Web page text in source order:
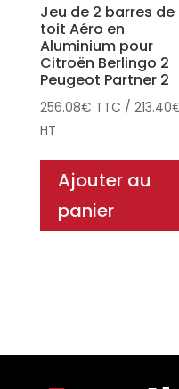
Jeu de 2 barres de
toit Aéro en
Aluminium pour
Citroën Berlingo 2
Peugeot Partner 2
256.08€ TTC / 213.40
HT
Ajouter au
panier